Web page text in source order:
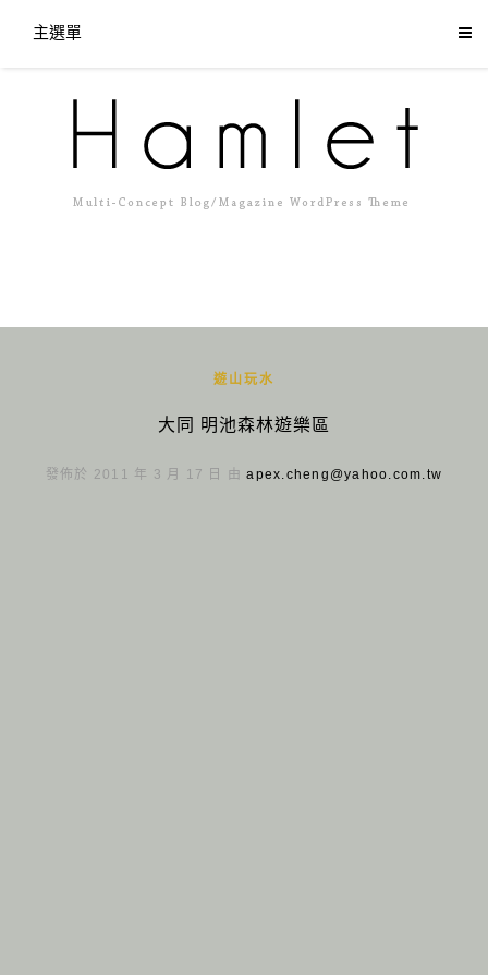
主選單
遊山玩水
大同 明池森林遊樂區
發佈於 2011 年 3 月 17 日 由apex.cheng@yahoo.com.tw